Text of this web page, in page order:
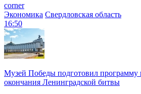
corner
Экономика Свердловская область
16:50
Музей Победы подготовил программу
окончания Ленинградской битвы